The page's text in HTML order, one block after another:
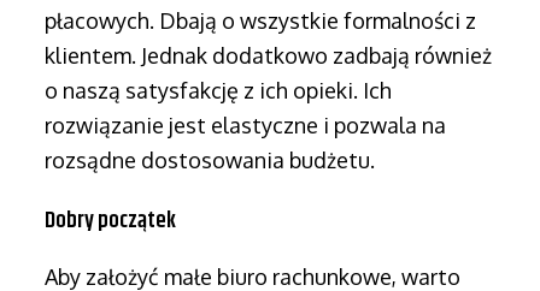
płacowych. Dbają o wszystkie formalności z
klientem. Jednak dodatkowo zadbają również
o naszą satysfakcję z ich opieki. Ich
rozwiązanie jest elastyczne i pozwala na
rozsądne dostosowania budżetu.
Dobry początek
Aby założyć małe biuro rachunkowe, warto